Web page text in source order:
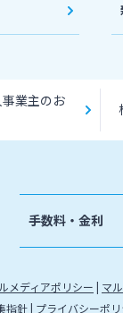
業主のお
手数料・金利
メディアポリシー マ
指針 プライバシーポ